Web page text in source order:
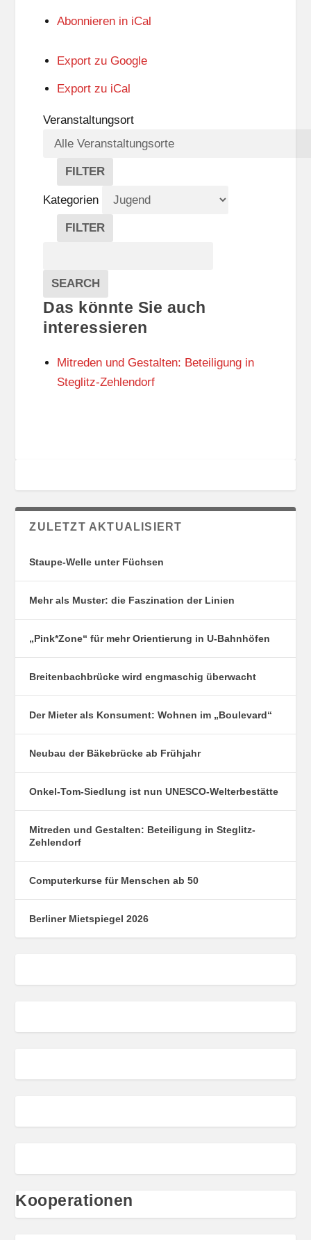
Abonnieren in iCal
Export zu Google
Export zu iCal
Veranstaltungsort
FILTER
V
E
R
A
A
L
T
U
N
S
O
Kategorien
FILTER
E
G
O
R
N
Veranstaltungen
SEARCH
Das könnte Sie auch
interessieren
Mitreden und Gestalten: Beteiligung in
Steglitz-Zehlendorf
ZULETZT AKTUALISIERT
Staupe-Welle unter Füchsen
Mehr als Muster: die Faszination der Linien
„Pink*Zone“ für mehr Orientierung in U-Bahnhöfen
Breitenbachbrücke wird engmaschig überwacht
Der Mieter als Konsument: Wohnen im „Boulevard“
Neubau der Bäkebrücke ab Frühjahr
Onkel-Tom-Siedlung ist nun UNESCO-Welterbestätte
Mitreden und Gestalten: Beteiligung in Steglitz-
Zehlendorf
Computerkurse für Menschen ab 50
Berliner Mietspiegel 2026
Kooperationen